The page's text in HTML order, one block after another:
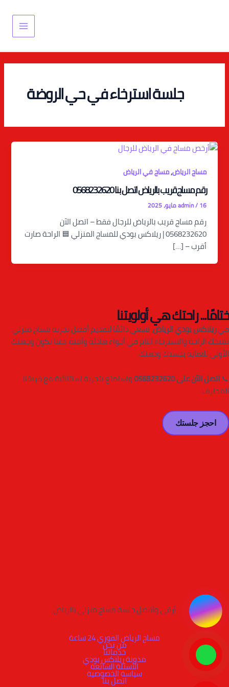
Main
Menu
جلسة استرخاء في حي الروضة
مساج الرياض,مساج في الرياض
رقم مساج قريب بالرياض اتصل بنا 0568232620
admin/16 مايو، 2025
رقم مساج قريب بالرياض للرجال فقط – اتصل الآن
0568232620 | ريلاكس بودي للمساج المنزلي 🟦 الراحة صارت
أقرب – […]
ختامًا... راحتك هي أولويتنا
فيريلاكس بودي الرياض، نسعى دائمًا لتقديم أفضل تجربة مساج منزلي
تمنحك الراحة والاسترخاء التام في أجواء هادئة وآمنة. دعنا نكون وجهتك
الأولى للعناية بجسدك وذهنك.
📞اتصل الآن على 0568232620
واستمتع بتجربة استثنائية مع فريقنا
المحترف.
احجز جلستك
أرقى وأفضل جلسة مساج منزلي بالرياض
مساج الرياض الفوري 24 ساعة
من نحن
خدماتنا
مدونة ريلاكس بودي
الأسئلة الشائعة
سياسة الخصوصية
اتصل بنا